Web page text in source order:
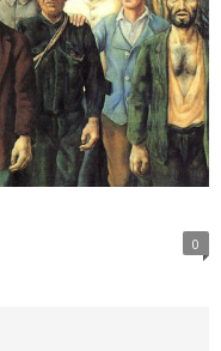
0